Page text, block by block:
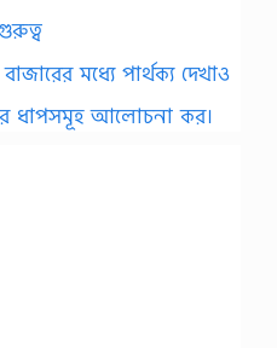
মধ্যে পার্থক্য দেখাও
ধাপসমূহ আলোচনা কর।